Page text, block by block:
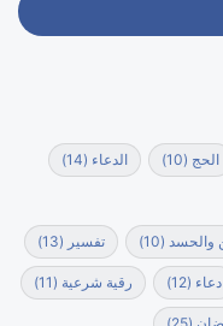
الحج (10) الدعاء (14)
والحسد (10) تفسير (13)
دعاء (12) رقية شرعية (11)